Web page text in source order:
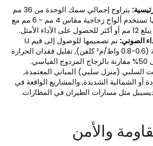
يتراوح إجمالي سمك الوحدة من 36 مم
إلى 52 مم. إنها تستخدم ألواح زجاجية مقاس 4 مم - 6 مم مع
الصوتي:
تم تصميمها للوصول إلى قيم U
منخفضة للغاية (0.6-0.8 واط/م² كلفن), تقليل فقدان الحرارة
(منزل سلبي) المباني المعتمدة,
أو الشمالية الشديدة, والمشاريع الواقعة في
مثل مسارات الطيران في المطارات.
والأمن